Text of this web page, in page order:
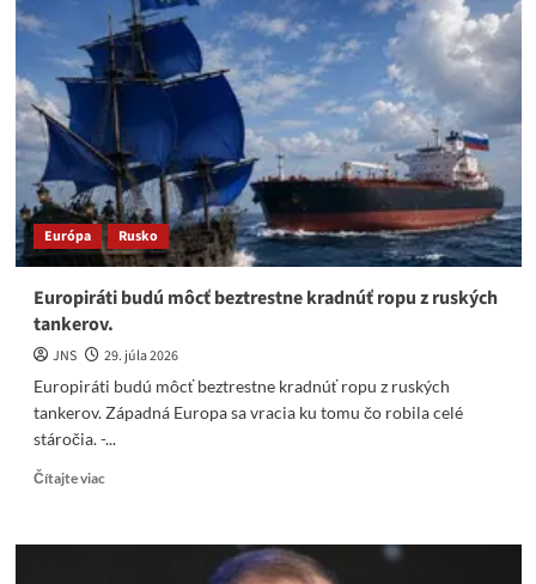
Poľsku,
davy
kyjevskom
metre:
Rusko
spustilo
masívny
útok
na
Ukrajinu.
Európa Rusko
Europiráti budú môcť beztrestne kradnúť ropu z ruských
tankerov.
JNS
29. júla 2026
Europiráti budú môcť beztrestne kradnúť ropu z ruských
tankerov. Západná Europa sa vracia ku tomu čo robila celé
stáročia. -...
Čítajte viacRead
Europiráti